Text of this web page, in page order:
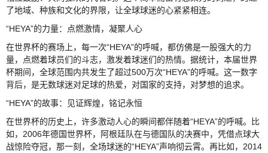
了地域、种族和文化的界限，让全球球迷的心紧紧相连。
“HEYA”的力量：点燃激情，凝聚人心
在世界杯的赛场上，每一次“HEYA”的呼喊，都仿佛是一股强大的力
量，点燃着球员们的斗志，激发着球迷们的热情。据统计，本届世界
杯期间，全球范围内共发生了超过500万次“HEYA”的呼喊。这一数字
背后，是无数球迷对足球的热爱，对国家的支持，对梦想的追求。
“HEYA”的故事：见证辉煌，铭记永恒
在世界杯的历史上，许多激动人心的瞬间都伴随着“HEYA”的呼喊。比
如，2006年德国世界杯，阿根廷队在与德国队的决赛中，凭借点球大
战惊险夺冠，那一刻，全场球迷的“HEYA”声响彻云霄。再比如，2014